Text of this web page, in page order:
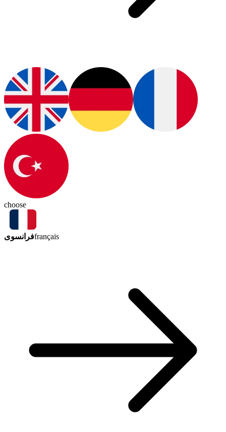
choose
فرانسویfrançais